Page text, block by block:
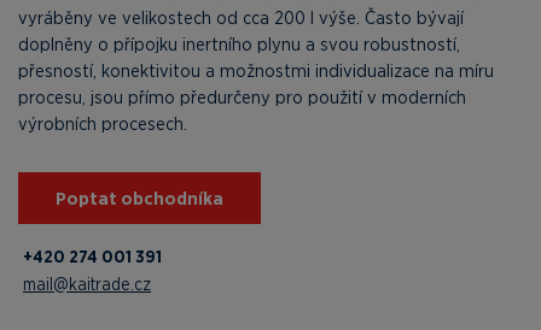
vyráběny ve velikostech od cca 200 l výše. Často bývají
doplněny o přípojku inertního plynu a svou robustností,
přesností, konektivitou a možnostmi individualizace na míru
procesu, jsou přímo předurčeny pro použití v moderních
výrobních procesech.
Poptat obchodníka
+420 274 001 391
mail@kaitrade.cz